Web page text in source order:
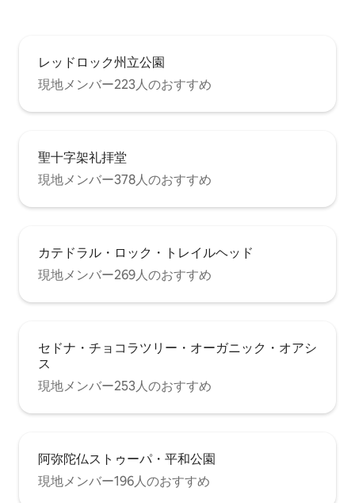
レッドロック州立公園
現地メンバー223人のおすすめ
聖十字架礼拝堂
現地メンバー378人のおすすめ
カテドラル・ロック・トレイルヘッド
現地メンバー269人のおすすめ
セドナ・チョコラツリー・オーガニック・オアシ
ス
現地メンバー253人のおすすめ
阿弥陀仏ストゥーパ・平和公園
現地メンバー196人のおすすめ